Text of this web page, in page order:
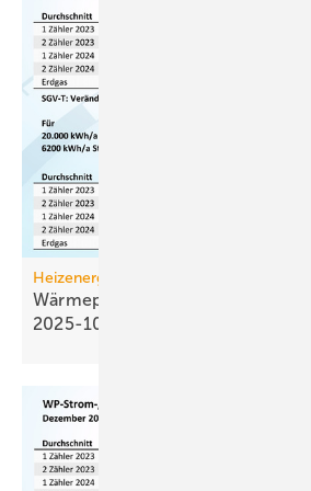
Heizenergiekosten
Wärmepumpen­strom-/Gas­preis-
2025-10